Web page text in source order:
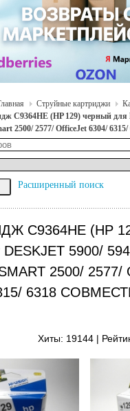
Струйные картриджи
C9364HE (HP 129) черный для
2500/ 2577/ OfficeJet 6304/
Расширенный поиск
C9364HE (HP
5900/
2500/ 2577/
6318
Хиты: 19144